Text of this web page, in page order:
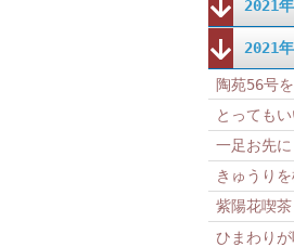
2021
2021
陶苑56号
とっても
一足お先に
きゅうり
紫陽花喫茶
ひまわりが